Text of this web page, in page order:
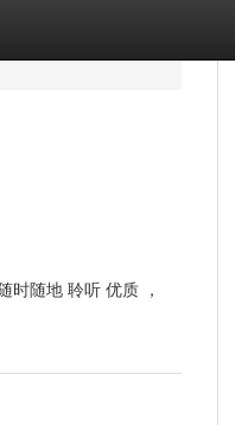
随地 聆听 优质 ，